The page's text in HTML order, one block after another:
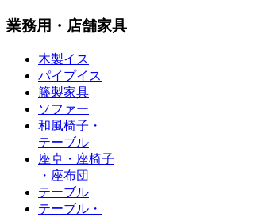
業務用・店舗家具
木製イス
パイプイス
籐製家具
ソファー
和風椅子・
テーブル
座卓・座椅子
・座布団
テーブル
テーブル・